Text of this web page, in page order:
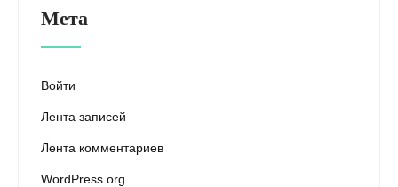
Мета
Войти
Лента записей
Лента комментариев
WordPress.org